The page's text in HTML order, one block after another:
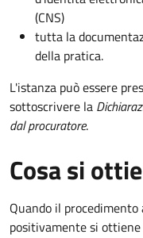
(CNS)
tutta la
della pratica.
L'istanza può essere
sottoscrivere la
dal procuratore.
Cosa si
Quando il
positivamente si